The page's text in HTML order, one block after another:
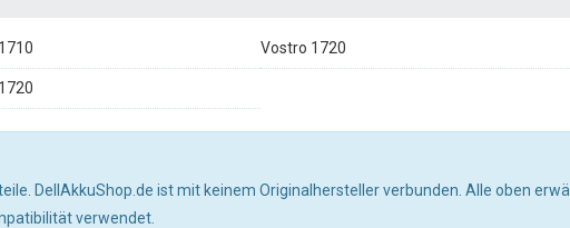
Vostro 1720
DellAkkuShop.de ist mit keinem Originalhersteller verbunden. Alle oben
verwendet.